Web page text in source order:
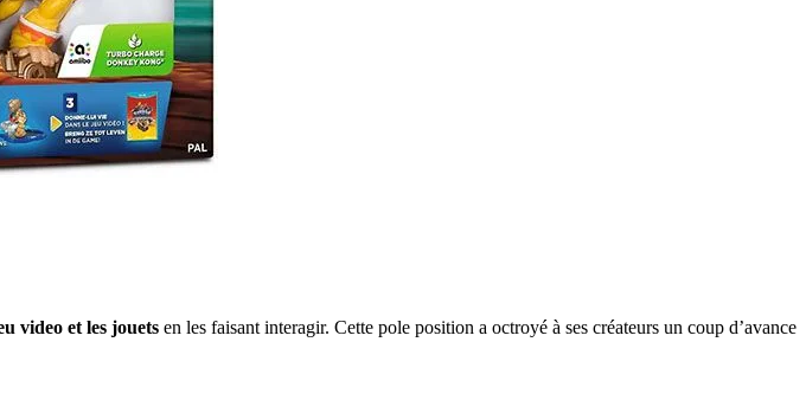
video et les jouetsen les faisant interagir. Cette pole position a octroyé à ses créateurs un coup d’avance